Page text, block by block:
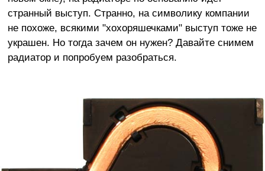
странный выступ. Странно, на символику компании
не похоже, всякими "хохоряшечками" выступ тоже не
украшен. Но тогда зачем он нужен? Давайте снимем
радиатор и попробуем разобраться.